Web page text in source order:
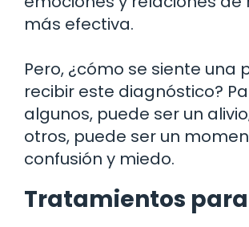
más efectiva.
Pero, ¿cómo se siente una
recibir este diagnóstico?
algunos, puede ser un
otros, puede ser un
confusión y miedo.
Tratamientos para